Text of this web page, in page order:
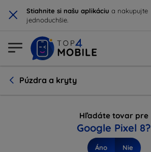
× Stiahnite si našu aplikáciu a nakupujte
jednoduchšie.
Púzdra a kryty
Hľadáte tovar pre
Google Pixel 8?
Áno Nie